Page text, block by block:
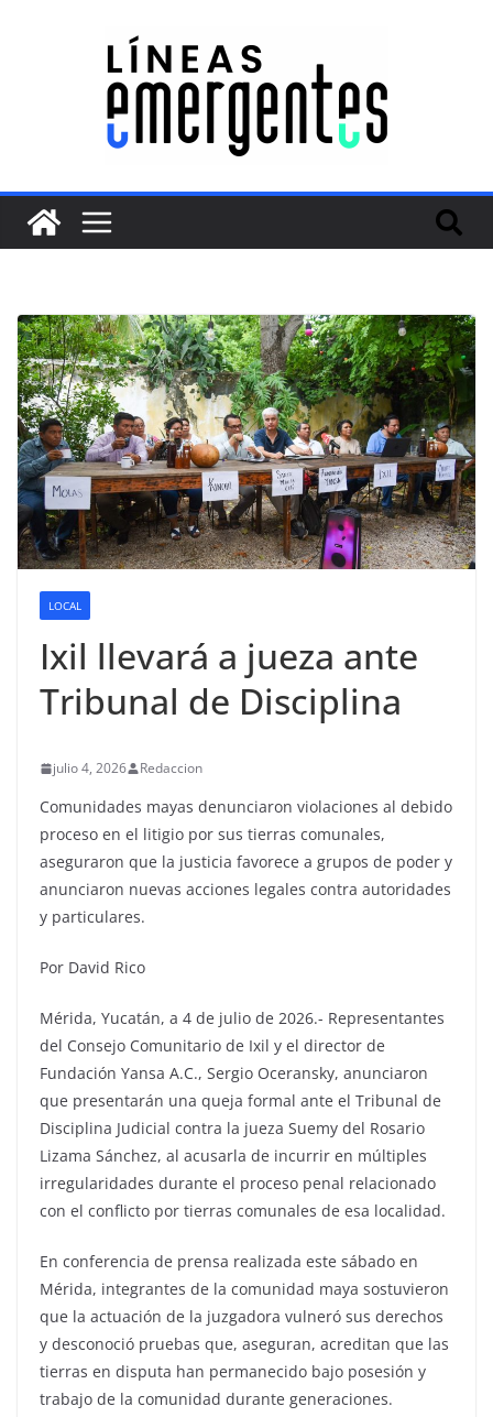
LOCAL
Ixil llevará a jueza ante
Tribunal de Disciplina
julio 4, 2026 Redaccion
Comunidades mayas denunciaron violaciones al debido
proceso en el litigio por sus tierras comunales,
aseguraron que la justicia favorece a grupos de poder y
anunciaron nuevas acciones legales contra autoridades
y particulares.
Por David Rico
Mérida, Yucatán, a 4 de julio de 2026.- Representantes
del Consejo Comunitario de Ixil y el director de
Fundación Yansa A.C., Sergio Oceransky, anunciaron
que presentarán una queja formal ante el Tribunal de
Disciplina Judicial contra la jueza Suemy del Rosario
Lizama Sánchez, al acusarla de incurrir en múltiples
irregularidades durante el proceso penal relacionado
con el conflicto por tierras comunales de esa localidad.
En conferencia de prensa realizada este sábado en
Mérida, integrantes de la comunidad maya sostuvieron
que la actuación de la juzgadora vulneró sus derechos
y desconoció pruebas que, aseguran, acreditan que las
tierras en disputa han permanecido bajo posesión y
trabajo de la comunidad durante generaciones.